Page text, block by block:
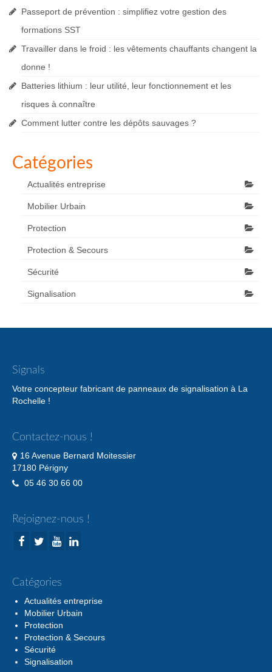
Passeport de prévention : simplifiez votre gestion des
formations SST
Travailler dans le froid : les vêtements chauffants changent la
donne !
Batteries lithium : leur utilité, leur fonctionnement et les
risques à connaître
Comment lutter contre les dépôts sauvages ?
Catégories
Actualités entreprise
Mobilier Urbain
Protection
Protection & Secours
Sécurité
Signalisation
Signals
Votre concepteur fabricant de panneaux de signalisation à La
Rochelle !
Contactez-nous !
16 Avenue Bernard Moitessier
17180 Périgny
05 46 30 66 00
Rejoignez-nous !
Catégories
Actualités entreprise
Mobilier Urbain
Protection
Protection & Secours
Sécurité
Signalisation